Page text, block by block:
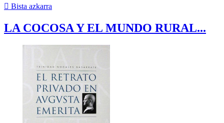
 Bista azkarra
LA COCOSA Y EL MUNDO RURAL...